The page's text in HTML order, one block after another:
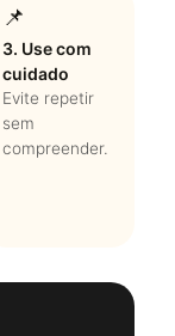
📌
3. Use com
cuidado
Evite repetir
sem
compreender.